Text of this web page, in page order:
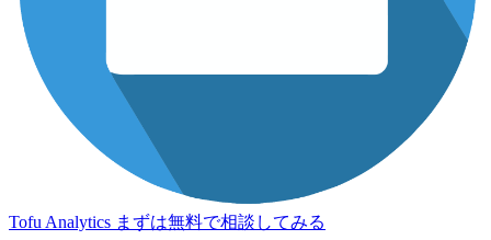
Tofu Analytics まずは無料で相談してみる